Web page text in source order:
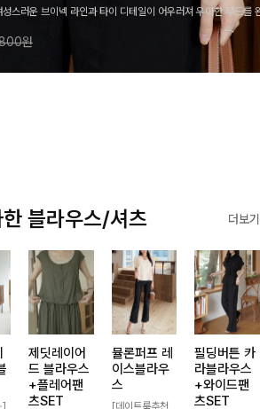
스러운 브이넥 라인과 타이 디테일이 어우러져 우아한 무드를
편안하게 착용되며 데일리룩부터 출근룩, 하객룩까지 세련된
원
블라우스/셔츠 더보기
제딧레이어
드 블라우스
+플레어팬
츠SET
뮬론퍼프 레
이스블라우
스
필딩버튼 카
라블라우스
+와이드팬
츠SET